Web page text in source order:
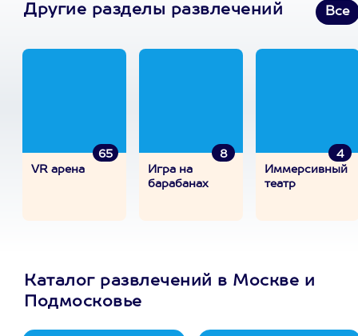
Другие разделы развлечений Все
65
VR арена
8
Игра на
барабанах
4
Иммерсивный
театр
Каталог развлечений в Москве и
Подмосковье